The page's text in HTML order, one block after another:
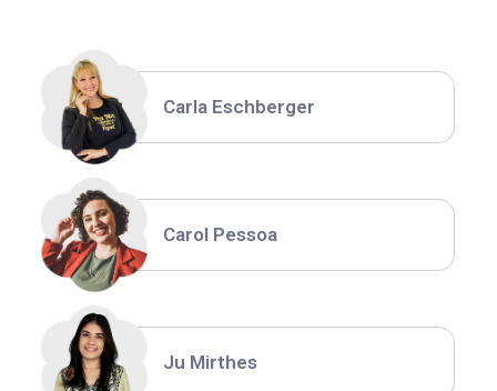
Carla Eschberger
Carol Pessoa
Ju Mirthes